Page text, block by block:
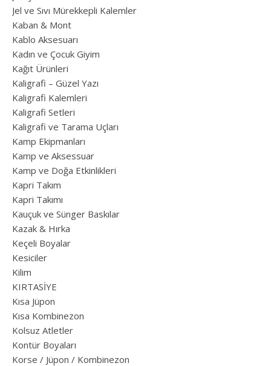
Jel ve Sıvı Mürekkepli Kalemler
Kaban & Mont
Kablo Aksesuarı
Kadın ve Çocuk Giyim
Kağıt Ürünleri
Kaligrafi – Güzel Yazı
Kaligrafi Kalemleri
Kaligrafi Setleri
Kaligrafi ve Tarama Uçları
Kamp Ekipmanları
Kamp ve Aksessuar
Kamp ve Doğa Etkinlikleri
Kapri Takım
Kapri Takımı
Kauçuk ve Sünger Baskılar
Kazak & Hırka
Keçeli Boyalar
Kesiciler
Kilim
KIRTASİYE
Kısa Jüpon
Kısa Kombinezon
Kolsuz Atletler
Kontür Boyaları
Korse / Jüpon / Kombinezon